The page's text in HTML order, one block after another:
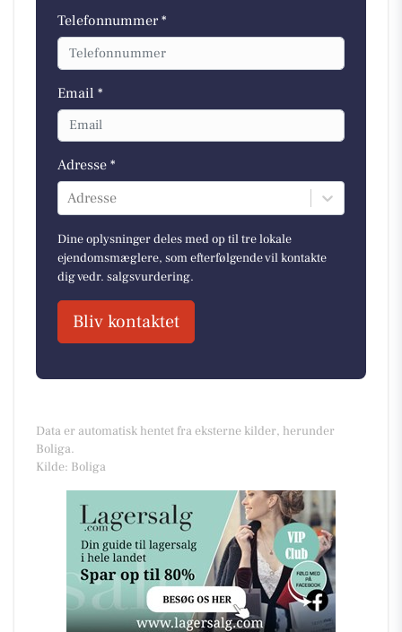
Telefonnummer *
Email *
Adresse *
Adresse
Dine oplysninger deles med op til tre lokale
ejendomsmæglere, som efterfølgende vil kontakte
dig vedr. salgsvurdering.
Bliv kontaktet
Data er automatisk hentet fra eksterne kilder, herunder
Boliga.
Kilde: Boliga